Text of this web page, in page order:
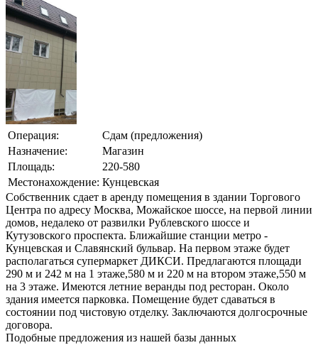
Операция:
Сдам (предложения)
Назначение:
Магазин
Площадь:
220-580
Местонахождение: Кунцевская
Собственник сдает в аренду помещения в здании Торгового
Центра по адресу Москва, Можайское шоссе, на первой линии
домов, недалеко от развилки Рублевского шоссе и
Кутузовского проспекта. Ближайшие станции метро -
Кунцевская и Славянский бульвар. На первом этаже будет
располагаться супермаркет ДИКСИ. Предлагаются площади
290 м и 242 м на 1 этаже,580 м и 220 м на втором этаже,550 м
на 3 этаже. Имеются летние веранды под ресторан. Около
здания имеется парковка. Помещение будет сдаваться в
состоянии под чистовую отделку. Заключаются долгосрочные
договора.
Подобные предложения из нашей базы данных